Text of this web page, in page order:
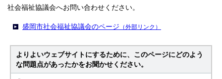
社会福祉協議会へお問い合わせください。
盛岡市社会福祉協議会のページ （外部リンク）
よりよいウェブサイトにするために、このページにどのよう
な問題点があったかをお聞かせください。